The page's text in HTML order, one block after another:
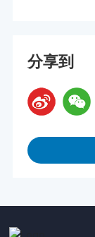
分享到